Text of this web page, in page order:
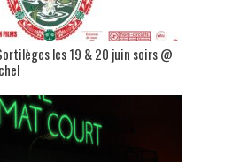
les 19 & 20 juin soirs @